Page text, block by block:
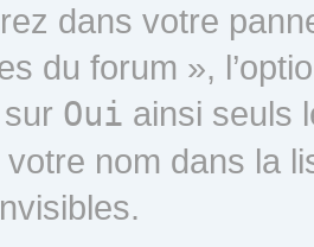
dans votre
du forum »,
Oui ainsi seuls
nom dans la